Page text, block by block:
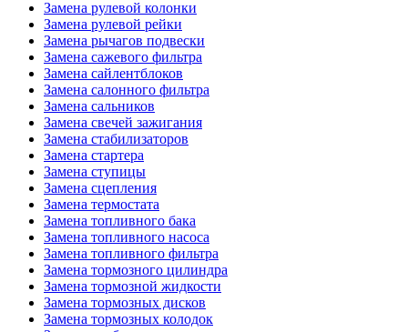
Замена рулевой колонки
Замена рулевой рейки
Замена рычагов подвески
Замена сажевого фильтра
Замена сайлентблоков
Замена салонного фильтра
Замена сальников
Замена свечей зажигания
Замена стабилизаторов
Замена стартера
Замена ступицы
Замена сцепления
Замена термостата
Замена топливного бака
Замена топливного насоса
Замена топливного фильтра
Замена тормозного цилиндра
Замена тормозной жидкости
Замена тормозных дисков
Замена тормозных колодок